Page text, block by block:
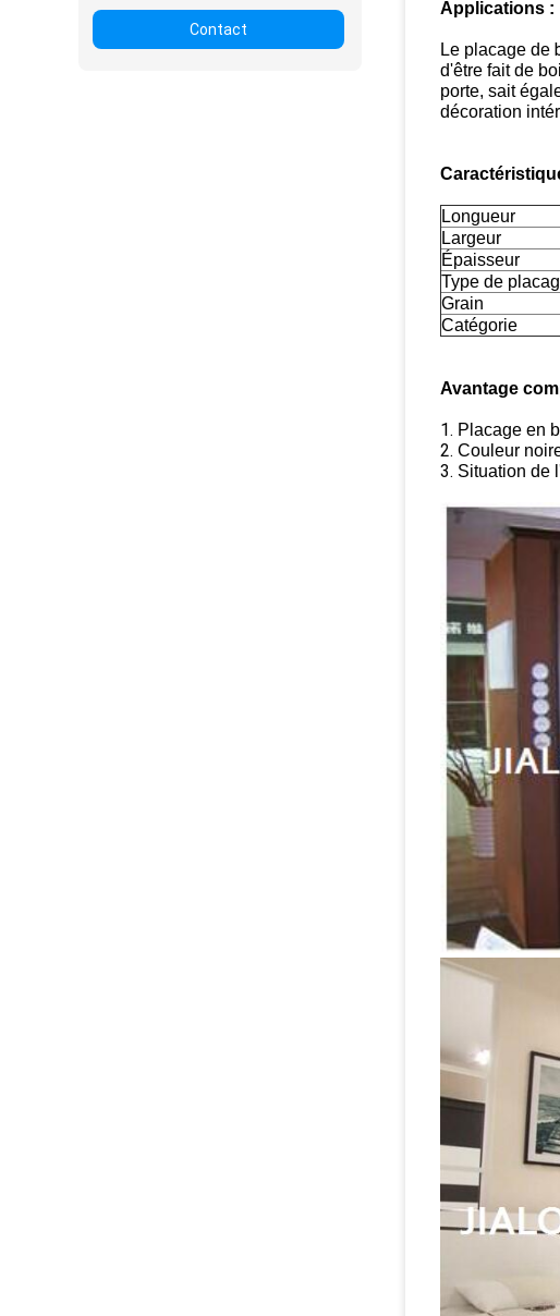
Contact
Applications :
Le placage de
d'être fait de
porte, sait
décoration
Longueur
Largeur
Épaisseur
Type de
Grain
Catégorie
Avantage
1. Placage en
2. Couleur
3. Situation de